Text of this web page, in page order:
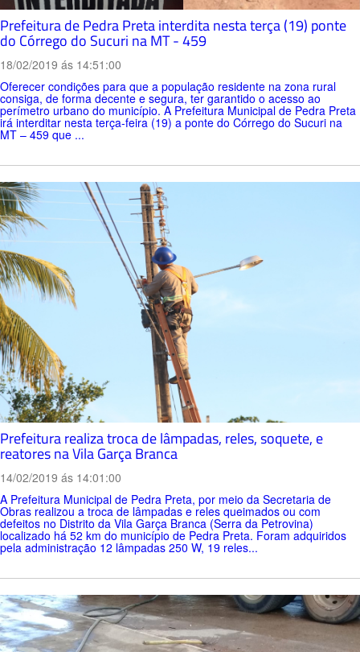
Prefeitura de Pedra Preta interdita nesta terça (19) ponte
do Córrego do Sucuri na MT - 459
18/02/2019 ás 14:51:00
Oferecer condições para que a população residente na zona rural
consiga, de forma decente e segura, ter garantido o acesso ao
perímetro urbano do município. A Prefeitura Municipal de Pedra Preta
irá interditar nesta terça-feira (19) a ponte do Córrego do Sucuri na
MT – 459 que ...
Prefeitura realiza troca de lâmpadas, reles, soquete, e
reatores na Vila Garça Branca
14/02/2019 ás 14:01:00
A Prefeitura Municipal de Pedra Preta, por meio da Secretaria de
Obras realizou a troca de lâmpadas e reles queimados ou com
defeitos no Distrito da Vila Garça Branca (Serra da Petrovina)
localizado há 52 km do município de Pedra Preta. Foram adquiridos
pela administração 12 lâmpadas 250 W, 19 reles...